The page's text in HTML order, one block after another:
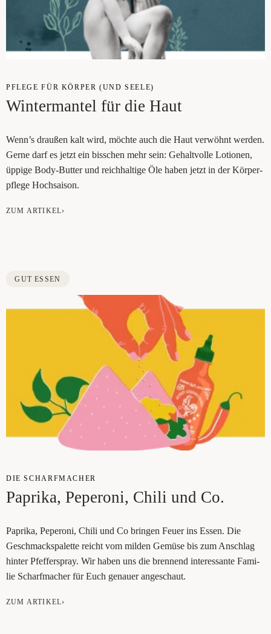
PFLE­GE FÜR KÖR­PER (UND SEE­LE)
Win­ter­man­tel für die Haut
Wenn’s drau­ßen kalt wird, möch­te auch die Haut ver­wöhnt wer­den.
Ger­ne darf es jetzt ein biss­chen mehr sein: Gehalt­vol­le Lotio­nen,
üppi­ge Body-But­ter und reich­hal­ti­ge Öle haben jetzt in der Kör­per­
pfle­ge Hochsaison.
ZUM ARTIKEL›
GUT ESSEN
DIE SCHARF­MA­CHER
Papri­ka, Pepe­ro­ni, Chi­li und Co.
Papri­ka, Pepe­ro­ni, Chi­li und Co brin­gen Feu­er ins Essen. Die
Geschmacks­pa­let­te reicht vom mil­den Gemü­se bis zum Anschlag
hin­ter Pfef­fer­spray. Wir haben uns die bren­nend inter­es­san­te Fami­
lie Scharf­ma­cher für Euch genau­er angeschaut.
ZUM ARTIKEL›